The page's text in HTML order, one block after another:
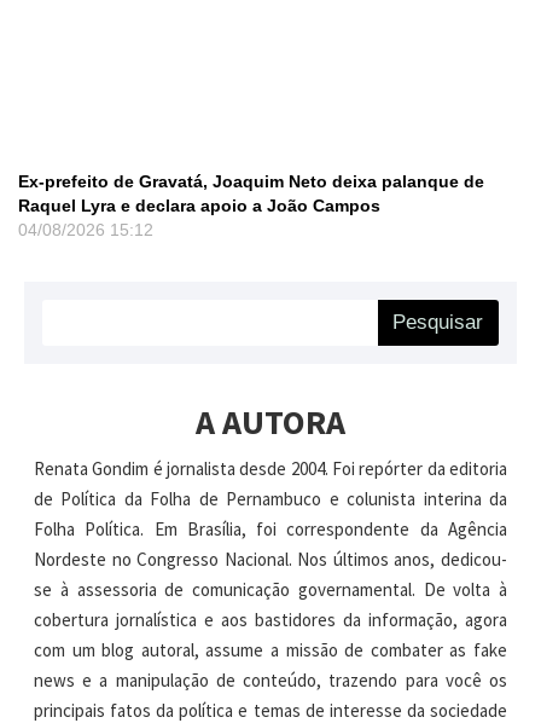
Ex-prefeito de Gravatá, Joaquim Neto deixa palanque de
Raquel Lyra e declara apoio a João Campos
04/08/2026 15:12
Pesquisar
A AUTORA
Renata Gondim é jornalista desde 2004. Foi repórter da editoria
de Política da Folha de Pernambuco e colunista interina da
Folha Política. Em Brasília, foi correspondente da Agência
Nordeste no Congresso Nacional. Nos últimos anos, dedicou-
se à assessoria de comunicação governamental. De volta à
cobertura jornalística e aos bastidores da informação, agora
com um blog autoral, assume a missão de combater as fake
news e a manipulação de conteúdo, trazendo para você os
principais fatos da política e temas de interesse da sociedade